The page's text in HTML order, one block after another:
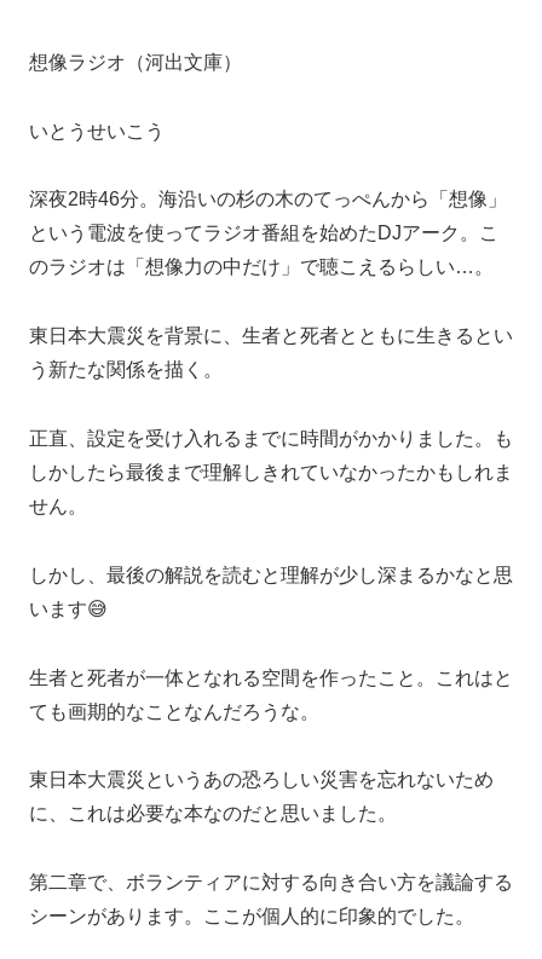
想像ラジオ（河出文庫）
いとうせいこう
深夜2時46分。海沿いの杉の木のてっぺんから「想像」
という電波を使ってラジオ番組を始めたDJアーク。こ
のラジオは「想像力の中だけ」で聴こえるらしい…。
東日本大震災を背景に、生者と死者とともに生きるとい
う新たな関係を描く。
正直、設定を受け入れるまでに時間がかかりました。も
しかしたら最後まで理解しきれていなかったかもしれま
せん。
しかし、最後の解説を読むと理解が少し深まるかなと思
います😅
生者と死者が一体となれる空間を作ったこと。これはと
ても画期的なことなんだろうな。
東日本大震災というあの恐ろしい災害を忘れないため
に、これは必要な本なのだと思いました。
第二章で、ボランティアに対する向き合い方を議論する
シーンがあります。ここが個人的に印象的でした。